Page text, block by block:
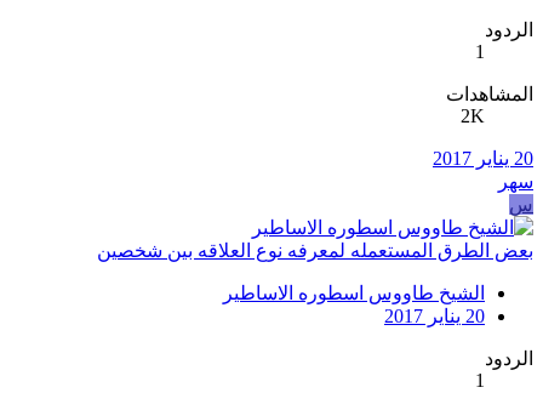
الردود
1
المشاهدات
2K
20 يناير 2017
سهر
س
بعض الطرق المستعمله لمعرفه نوع العلاقه بين شخصين
الشيخ طاووس اسطوره الاساطير
20 يناير 2017
الردود
1